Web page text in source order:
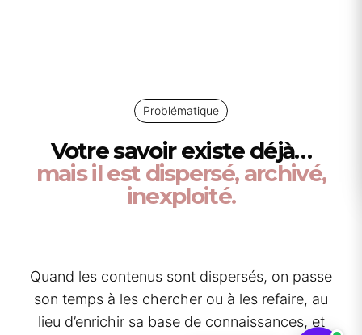
Problématique
Votre savoir existe déjà…
mais il est dispersé, archivé,
inexploité.
Quand les contenus sont dispersés, on passe
son temps à les chercher ou à les refaire, au
lieu d’enrichir sa base de connaissances, et